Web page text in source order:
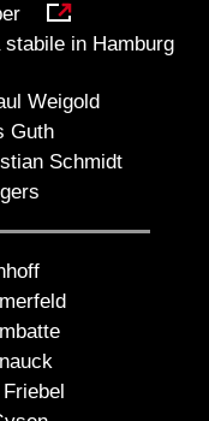
in Hamburg
Weigold
Guth
Schmidt